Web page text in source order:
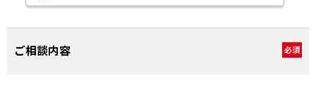
ご相談内容 必須